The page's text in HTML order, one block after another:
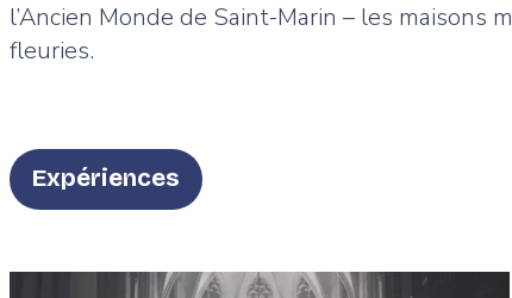
l’Ancien Monde de Saint-Marin – les maisons
fleuries.
Type
Expériences